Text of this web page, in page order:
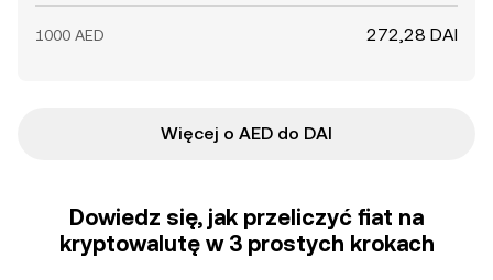
1000 AED 272,28 DAI
Więcej o AED do DAI
Dowiedz się, jak przeliczyć fiat na
kryptowalutę w 3 prostych krokach